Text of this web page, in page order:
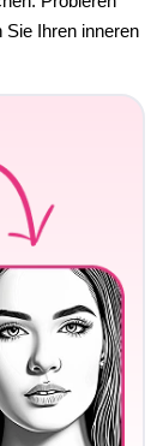
Sie Ihren inneren